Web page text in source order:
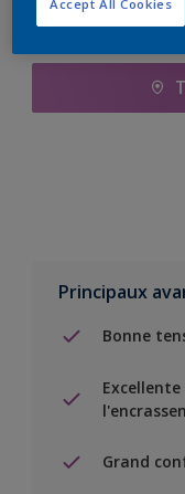
Principaux
Bonne
Grand
Accept All Cookies